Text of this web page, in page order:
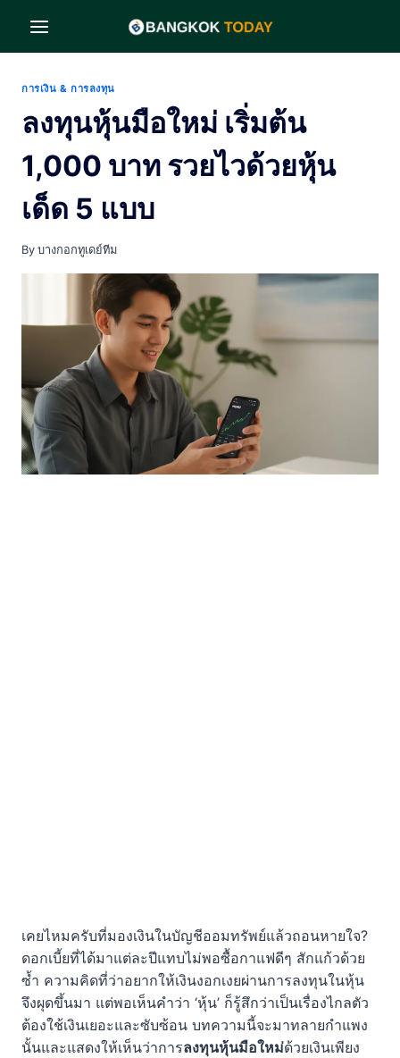
content
การเงิน & การลงทุน
ลงทุนหุ้นมือใหม่ เริ่มต้น
1,000 บาท รวยไวด้วยหุ้น
เด็ด 5 แบบ
By บางกอกทูเดย์ทีม
เคยไหมครับที่มองเงินในบัญชีออมทรัพย์แล้วถอนหายใจ?
ดอกเบี้ยที่ได้มาแต่ละปีแทบไม่พอซื้อกาแฟดีๆ สักแก้วด้วย
ซ้ำ ความคิดที่ว่าอยากให้เงินงอกเงยผ่านการลงทุนในหุ้น
จึงผุดขึ้นมา แต่พอเห็นคำว่า ‘หุ้น’ ก็รู้สึกว่าเป็นเรื่องไกลตัว
ต้องใช้เงินเยอะและซับซ้อน บทความนี้จะมาทลายกำแพง
นั้นและแสดงให้เห็นว่าการลงทุนหุ้นมือใหม่ด้วยเงินเพียง